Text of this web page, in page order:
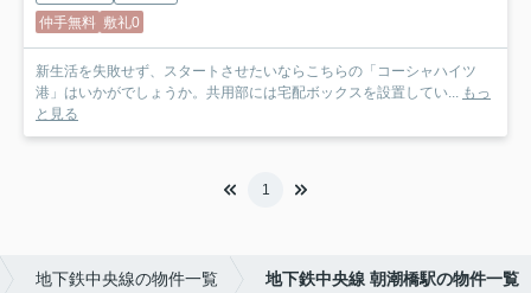
仲手無料 敷礼0
新生活を失敗せず、スタートさせたいならこちらの「コーシャハイツ
港」はいかがでしょうか。共用部には宅配ボックスを設置してい... もっ
と見る
1
地下鉄中央線の物件一覧 地下鉄中央線 朝潮橋駅の物件一覧